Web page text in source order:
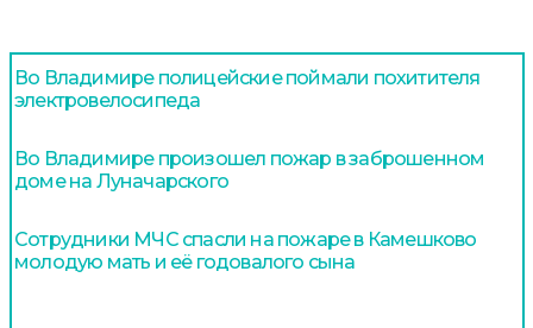
Во Владимире полицейские поймали похитителя
электровелосипеда
Во Владимире произошел пожар в заброшенном
доме на Луначарского
Сотрудники МЧС спасли на пожаре в Камешково
молодую мать и её годовалого сына